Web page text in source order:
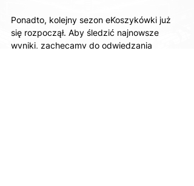
Ponadto, kolejny sezon eKoszykówki już
się rozpoczął. Aby śledzić najnowsze
wyniki, zachęcamy do odwiedzania